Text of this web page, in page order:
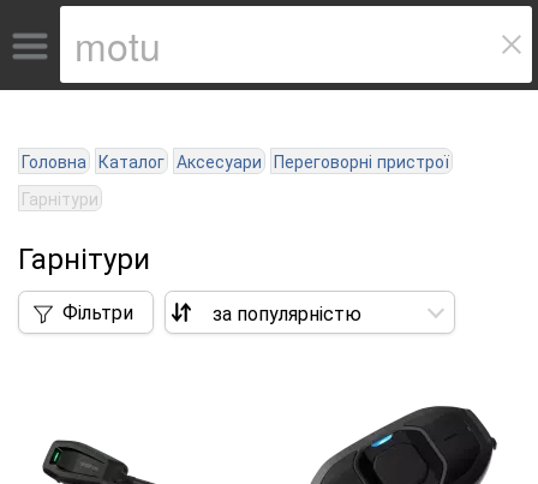
Головна Каталог Аксесуари Переговорні пристрої
Гарнітури
Гарнітури
Фільтри